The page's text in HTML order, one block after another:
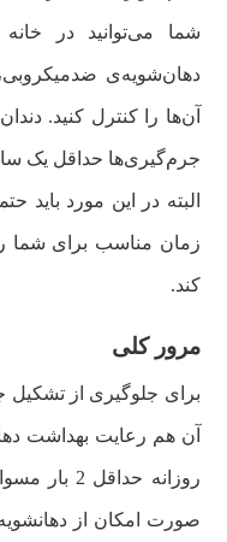
شما می‌توانید در
دهان‌شویه‌ی
آن‌ها را کنترل کنید.
جرم‌گیری‌ها حداقل یک
البته در این مورد باید
زمان مناسب برای شما
کند.
مرور کلی
برای جلوگیری از تشکیل
آن هم رعایت بهداشت
صورت امکان از